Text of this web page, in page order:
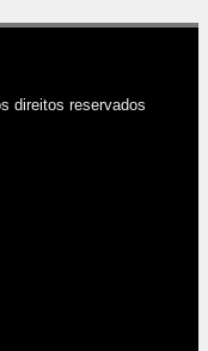
direitos reservados